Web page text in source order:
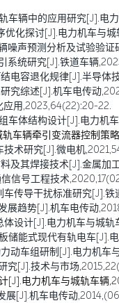
车辆中的应用研究[J].电
化探讨[J].电力机车与
声预测分析及试验验证
系统研究[J].铁道车辆
电容退化规律[J].半导体
究综述[J].机车电传动
应用,2023,64(22):20-22.
车体结构设计[J].电力机
车辆牵引变流器控制策
技术研究[J].微电机
及其焊接技术[J].金属加
信号工程技术
车传导干扰标准研究[J].
展趋势[J].机车电传动
设计[J].电力机车与城轨
储能式现代有轨电车[J].
动车组研制[J].电力机车
究[J].技术与市场
[J].电力机车与城轨车辆
展[J].机车电传动